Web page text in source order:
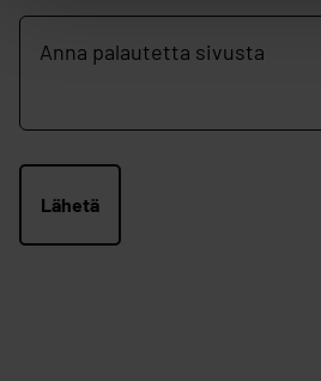
Vapaamuotoinen
palautekenttä